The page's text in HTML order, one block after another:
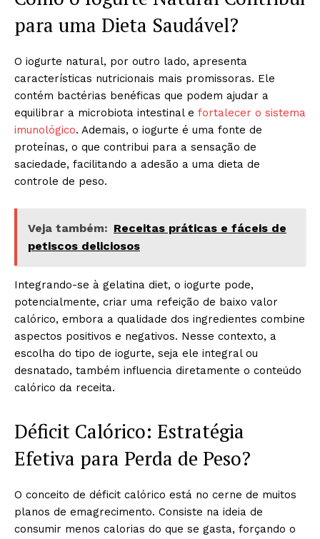
para uma Dieta Saudável?
O iogurte natural, por outro lado, apresenta
características nutricionais mais promissoras. Ele
contém bactérias benéficas que podem ajudar a
equilibrar a microbiota intestinal e fortalecer o sistema
imunológico. Ademais, o iogurte é uma fonte de
proteínas, o que contribui para a sensação de
saciedade, facilitando a adesão a uma dieta de
controle de peso.
Veja também: Receitas práticas e fáceis de
petiscos deliciosos
Integrando-se à gelatina diet, o iogurte pode,
potencialmente, criar uma refeição de baixo valor
calórico, embora a qualidade dos ingredientes combine
aspectos positivos e negativos. Nesse contexto, a
escolha do tipo de iogurte, seja ele integral ou
desnatado, também influencia diretamente o conteúdo
calórico da receita.
Déficit Calórico: Estratégia
Efetiva para Perda de Peso?
O conceito de déficit calórico está no cerne de muitos
planos de emagrecimento. Consiste na ideia de
consumir menos calorias do que se gasta, forçando o